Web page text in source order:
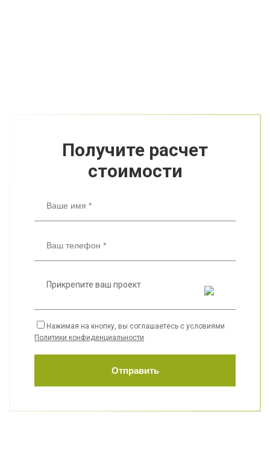
Получите расчет
стоимости
Прикрепите ваш проект
Нажимая на кнопку, вы соглашаетесь с условиями
Политики конфиденциальности
Отправить